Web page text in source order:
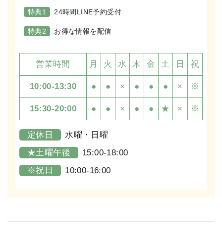
特典1 24時間LINE予約受付
特典2 お得な情報を配信
営業時間 月 火 水 木 金 土 日 祝
10:00-13:30 ● ● × ● ● ● × ※
15:30-20:00 ● ● × ● ● ★ × ※
定休日
水曜・日曜
★土曜午後
15:00-18:00
※祝日
10:00-16:00